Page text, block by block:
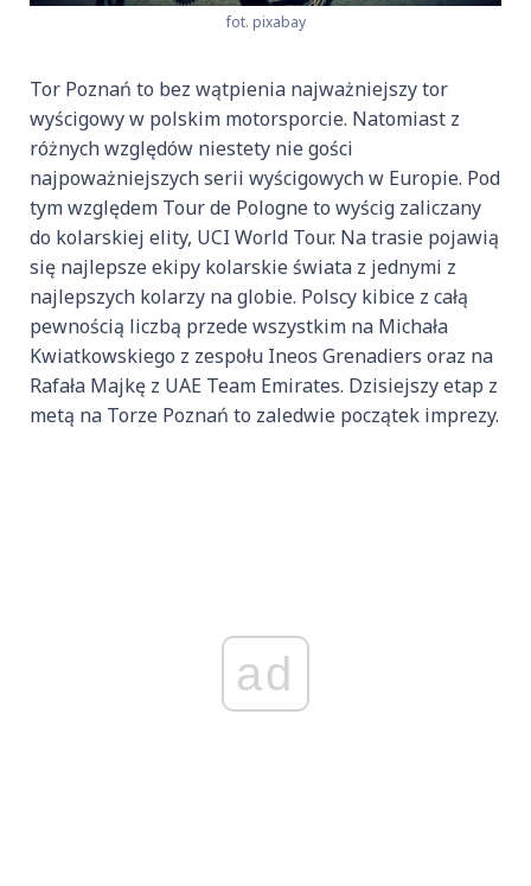
fot. pixabay
Tor Poznań to bez wątpienia najważniejszy tor
wyścigowy w polskim motorsporcie. Natomiast z
różnych względów niestety nie gości
najpoważniejszych serii wyścigowych w Europie. Pod
tym względem Tour de Pologne to wyścig zaliczany
do kolarskiej elity, UCI World Tour. Na trasie pojawią
się najlepsze ekipy kolarskie świata z jednymi z
najlepszych kolarzy na globie. Polscy kibice z całą
pewnością liczbą przede wszystkim na Michała
Kwiatkowskiego z zespołu Ineos Grenadiers oraz na
Rafała Majkę z UAE Team Emirates. Dzisiejszy etap z
metą na Torze Poznań to zaledwie początek imprezy.
ad